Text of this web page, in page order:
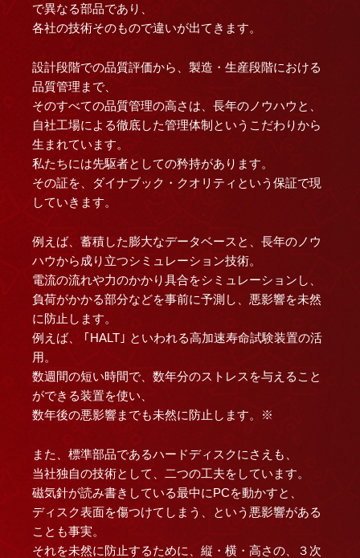
で異なる部品であり、
各社の技術そのもので違いが出てきます。
設計段階での品質評価から、製造・生産段階における
品質管理まで、
そのすべての品質管理の高さは、長年のノウハウと、
自社工場による徹底した管理体制というこだわりから
生まれています。
私たちには先駆者としての矜持があります。
その証を、ダイナブック・クオリティという保証で現
していきます。
例えば、蓄積した膨大なデータベースと、長年のノウ
ハウから成り立つシミュレーション技術。
電流の流れや力のかかり具合をシミュレーションし、
負荷がかかる部分などを事前に予測し、悪影響を未然
に防止します。
例えば、 ｢HALT｣ といわれる高加速寿命試験装置の活
用。
数週間の短い時間で、数年分のストレスを与えること
ができる装置を使い、
数年後の悪影響までも未然に防止します。※
また、標準部品であるハードディスクにさえも、
当社独自の技術として、二つの工夫をしています。
磁気針が読み書きしている最中にPCを動かすと、
ディスク表面を傷つけてしまう、という悪影響がある
ことも事実。
それを未然に防止するために、縦・横・高さの、３次